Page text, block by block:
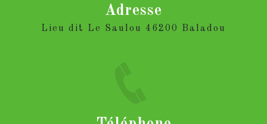
Adresse
Lieu dit Le Saulou 46200 Baladou